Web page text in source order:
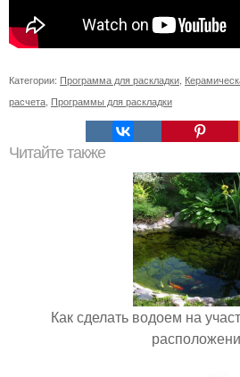
Категории: Программа для раскладки
расчета Программы для раскладки
Читайте также
Как сделать водоем на